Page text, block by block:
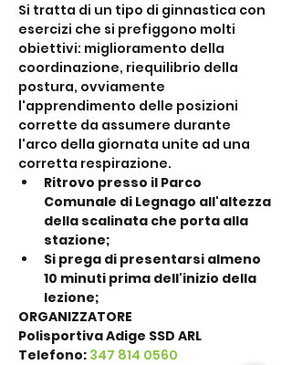
Si tratta di un tipo di ginnastica con
esercizi che si prefiggono molti
obiettivi: miglioramento della
coordinazione, riequilibrio della
postura, ovviamente
l'apprendimento delle posizioni
corrette da assumere durante
l'arco della giornata unite ad una
corretta respirazione.
Ritrovo presso il Parco
Comunale di Legnago all'altezza
della scalinata che porta alla
stazione;
Si prega di presentarsi almeno
10 minuti prima dell'inizio della
lezione;
ORGANIZZATORE
Polisportiva Adige SSD ARL
Telefono: 347 814 0560